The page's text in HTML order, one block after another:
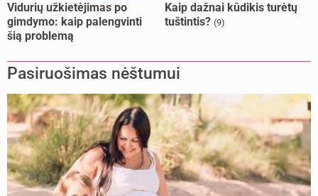
Vidurių užkietėjimas po
gimdymo: kaip palengvinti
šią problemą
Kaip dažnai kūdikis turėtų
tuštintis? (9)
Pasiruošimas nėštumui